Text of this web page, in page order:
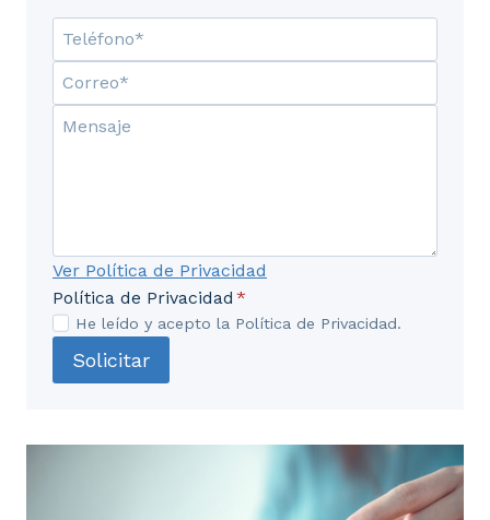
persuasiva y comunicación política
1. Fuentes de la propaganda y la comunicación
política
3. Propaganda e historia
3.1. Antecedentes
5. Propaganda fascista y nazi
Ver Política de Privacidad
Política de Privacidad *
He leído y acepto la Política de Privacidad.
Solicitar